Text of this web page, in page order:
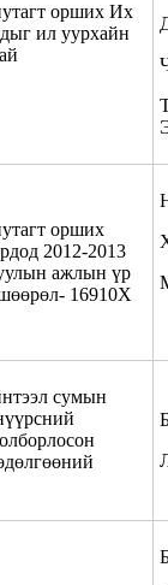
орших Их
ил уурхайн
орших
2012-2013
ажлын үр
16910Х
сумын